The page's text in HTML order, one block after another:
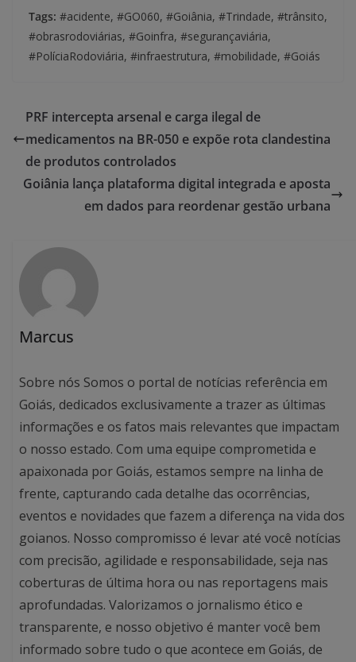
Tags: #acidente, #GO060, #Goiânia, #Trindade, #trânsito,
#obrasrodoviárias, #Goinfra, #segurançaviária,
#PolíciaRodoviária, #infraestrutura, #mobilidade, #Goiás
PRF intercepta arsenal e carga ilegal de
medicamentos na BR-050 e expõe rota clandestina
de produtos controlados
Goiânia lança plataforma digital integrada e aposta
em dados para reordenar gestão urbana
Marcus
Sobre nós Somos o portal de notícias referência em
Goiás, dedicados exclusivamente a trazer as últimas
informações e os fatos mais relevantes que impactam
o nosso estado. Com uma equipe comprometida e
apaixonada por Goiás, estamos sempre na linha de
frente, capturando cada detalhe das ocorrências,
eventos e novidades que fazem a diferença na vida dos
goianos. Nosso compromisso é levar até você notícias
com precisão, agilidade e responsabilidade, seja nas
coberturas de última hora ou nas reportagens mais
aprofundadas. Valorizamos o jornalismo ético e
transparente, e nosso objetivo é manter você bem
informado sobre tudo o que acontece em Goiás, de